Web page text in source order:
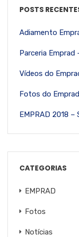
POSTS
Adiamento
Parceria Emprad
Vídeos do
Fotos do
EMPRAD 2018
CATEGORIAS
EMPRAD
Fotos
Notícias